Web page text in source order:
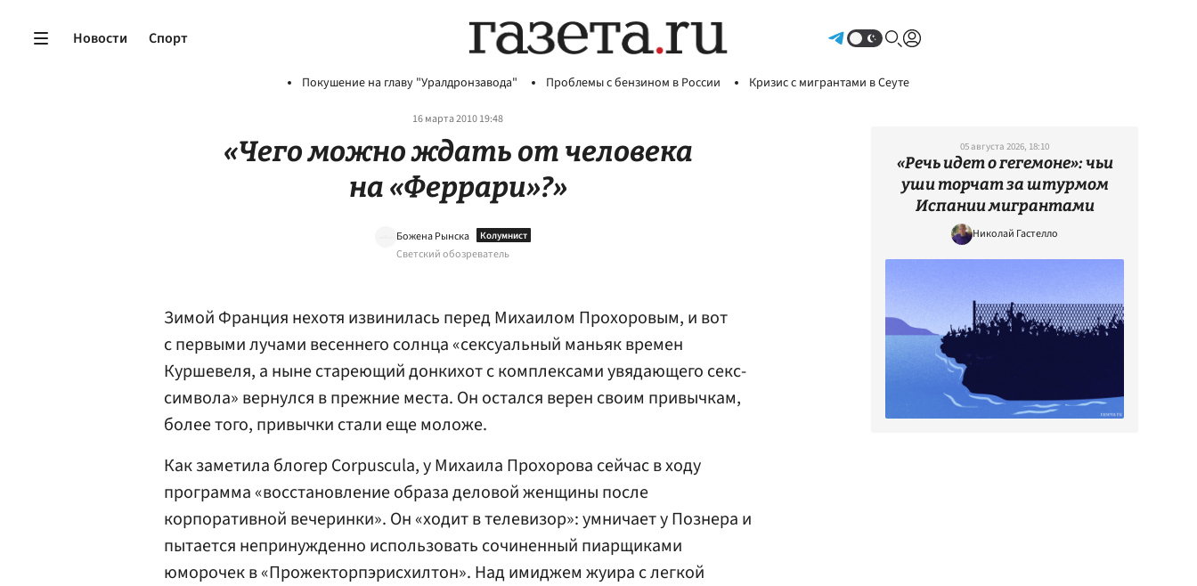
Новости Спорт
Покушение на главу "Уралдронзавода" Проблемы с бензином в России Кризис с мигрантами в Сеуте
16 марта 2010 19:48
«Чего можно ждать от человека
на «Феррари»?»
Божена Рынска
Светский обозреватель
Зимой Франция нехотя извинилась перед Михаилом Прохоровым, и вот
с первыми лучами весеннего солнца «сексуальный маньяк времен
Куршевеля, а ныне стареющий донкихот с комплексами увядающего секс-
символа» вернулся в прежние места. Он остался верен своим привычкам,
более того, привычки стали еще моложе.
Как заметила блогер Corpuscula, у Михаила Прохорова сейчас в ходу
программа «восстановление образа деловой женщины после
корпоративной вечеринки». Он «ходит в телевизор»: умничает у Познера и
пытается непринужденно использовать сочиненный пиарщиками
юморочек в «Прожекторпэрисхилтон». Над имиджем жуира с легкой
05 августа 2026, 18:10
«Речь идет о гегемоне»: чьи
уши торчат за штурмом
Испании мигрантами
Николай Гастелло